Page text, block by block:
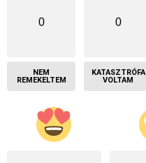
0
NEM
REMEKELTEM
0
KATASZTRÓFA
VOLTAM